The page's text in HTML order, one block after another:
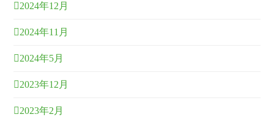
2024年12月
2024年11月
2024年5月
2023年12月
2023年2月